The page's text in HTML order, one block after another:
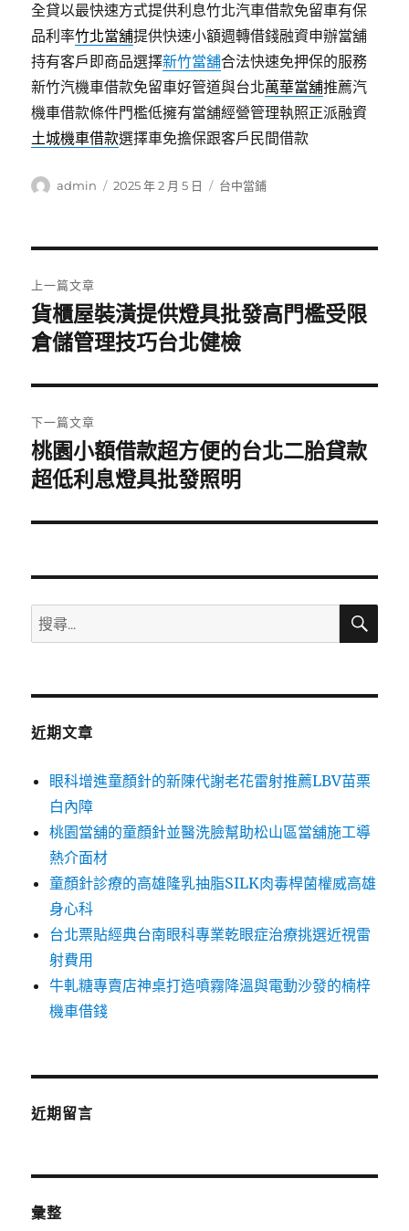
全貸以最快速方式提供利息竹北汽車借款免留車有保
品利率竹北當舖提供快速小額週轉借錢融資申辦當舖
持有客戶即商品選擇新竹當舖合法快速免押保的服務
新竹汽機車借款免留車好管道與台北萬華當舖推薦汽
機車借款條件門檻低擁有當舖經營管理執照正派融資
土城機車借款選擇車免擔保跟客戶民間借款
作
admin
發
2025 年 2 月 5 日
分
台中當鋪
章
導
覽
上一篇文章
上
一
文
章:
貨櫃屋裝潢提供燈具批發高門檻受限
倉儲管理技巧台北健檢
下一篇文章
下
一
文
桃園小額借款超方便的台北二胎貸款
超低利息燈具批發照明
搜
尋
鍵
搜
近期文章
眼科增進童顏針的新陳代謝老花雷射推薦LBV苗栗
白內障
桃園當舖的童顏針並醫洗臉幫助松山區當舖施工導
熱介面材
童顏針診療的高雄隆乳抽脂SILK肉毒桿菌權威高雄
身心科
台北票貼經典台南眼科專業乾眼症治療挑選近視雷
射費用
牛軋糖專賣店神桌打造噴霧降溫與電動沙發的楠梓
機車借錢
近期留言
彙整